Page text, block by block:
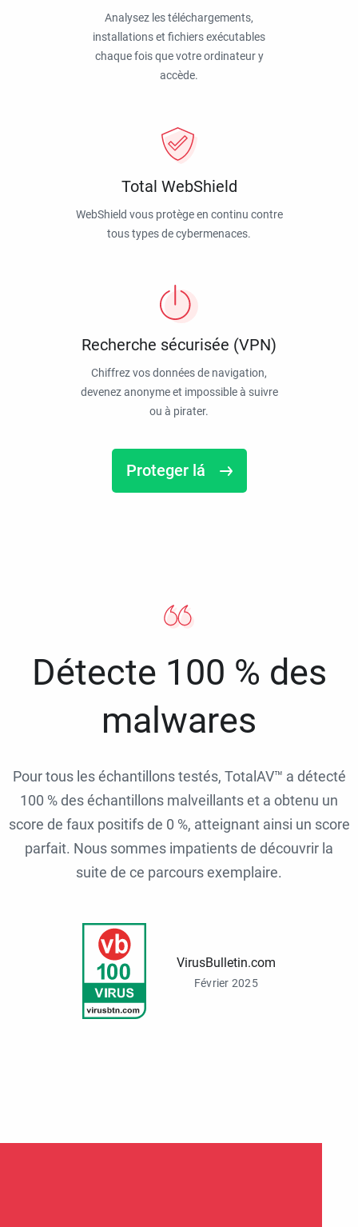
Analysez les téléchargements,
installations et fichiers exécutables
chaque fois que votre ordinateur y
accède.
Total WebShield
WebShield vous protège en continu contre
tous types de cybermenaces.
Recherche sécurisée (VPN)
Chiffrez vos données de navigation,
devenez anonyme et impossible à suivre
ou à pirater.
Proteger lá
Détecte 100 % des
malwares
Pour tous les échantillons testés, TotalAV™ a détecté
100 % des échantillons malveillants et a obtenu un
score de faux positifs de 0 %, atteignant ainsi un score
parfait. Nous sommes impatients de découvrir la
suite de ce parcours exemplaire.
VirusBulletin.com
Février 2025